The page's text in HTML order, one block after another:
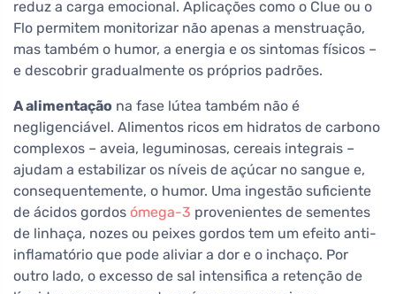
reduz a carga emocional. Aplicações como o Clue ou o
Flo permitem monitorizar não apenas a menstruação,
mas também o humor, a energia e os sintomas físicos –
e descobrir gradualmente os próprios padrões.
A alimentação na fase lútea também não é
negligenciável. Alimentos ricos em hidratos de carbono
complexos – aveia, leguminosas, cereais integrais –
ajudam a estabilizar os níveis de açúcar no sangue e,
consequentemente, o humor. Uma ingestão suficiente
de ácidos gordos ómega-3 provenientes de sementes
de linhaça, nozes ou peixes gordos tem um efeito anti-
inflamatório que pode aliviar a dor e o inchaço. Por
outro lado, o excesso de sal intensifica a retenção de